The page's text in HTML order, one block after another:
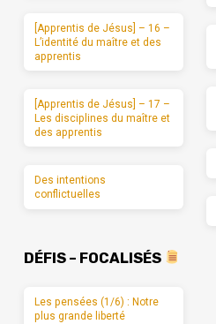
[Apprentis de Jésus] – 16 –
L’identité du maître et des
apprentis
[Apprentis de Jésus] – 17 –
Les disciplines du maître et
des apprentis
Des intentions
conflictuelles
DÉFIS – FOCALISÉS
Les pensées (1/6) : Notre
plus grande liberté